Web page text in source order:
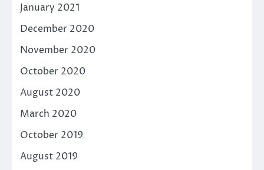
January 2021
December 2020
November 2020
October 2020
August 2020
March 2020
October 2019
August 2019